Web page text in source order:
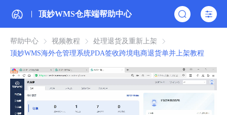
顶妙WMS仓库端帮助中心
帮助中心 视频教程
处理退货及重新上架
顶妙WMS海外仓管理系统PDA签收跨境电商退货单并上架教程